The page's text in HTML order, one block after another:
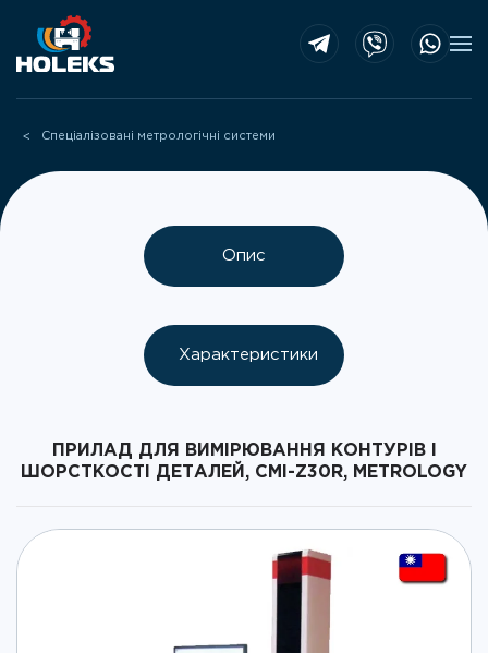
Skip to main content
Спеціалізовані метрологічні системи
Опис
Характеристики
ПРИЛАД ДЛЯ ВИМІРЮВАННЯ КОНТУРІВ І
ШОРСТКОСТІ ДЕТАЛЕЙ, CMI-Z30R, METROLOGY